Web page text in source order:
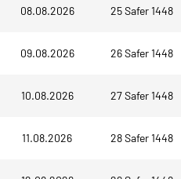
08.08.2026 25 Safer 1448
09.08.2026 26 Safer 1448
10.08.2026 27 Safer 1448
11.08.2026 28 Safer 1448